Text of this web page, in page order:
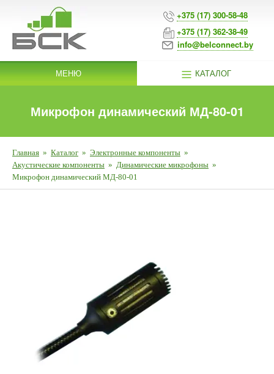
+375 (17) 300-58-48
+375 (17) 362-38-49
info@belconnect.by
МЕНЮ КАТАЛОГ
Микрофон динамический МД-80-01
Главная » Каталог » Электронные компоненты »
Акустические компоненты » Динамические микрофоны »
Микрофон динамический МД-80-01